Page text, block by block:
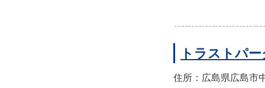
トラストパ
住所：広島県広島市